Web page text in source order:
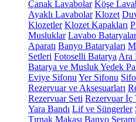
Çanak Lavabolar Köşe
Ayaklı Lavabolar Klozet
Klozetler Klozet Kapakları
Musluklar Lavabo
Aparatı Banyo Bataryaları
Setleri Fotoselli Batarya Ara
Batarya ve Musluk Yedek
Eviye Sifonu Yer Sifonu
Rezervuar ve Aksesuarları
Rezervuar Seti Rezervuar İç
Yara Bandı Lif ve Süngerler
Tırnak Makası Banyo